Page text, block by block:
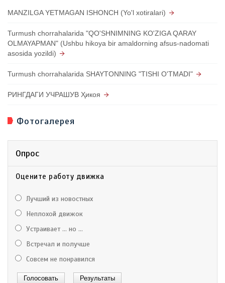
MANZILGA YETMAGAN ISHONCH (Yo'l xotiralari)
Turmush chorrahalarida "QO'SHNIMNING KO'ZIGA QARAY
OLMAYAPMAN" (Ushbu hikoya bir amaldorning afsus-nadomati
asosida yozildi)
Turmush chorrahalarida SHAYTONNING "TISHI O'TMADI"
РИНГДАГИ УЧРАШУВ Ҳикоя
Фотогалерея
Опрос
Оцените работу движка
Лучший из новостных
Неплохой движок
Устраивает ... но ...
Встречал и получше
Совсем не понравился